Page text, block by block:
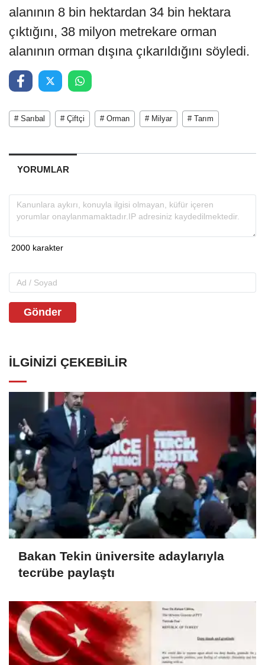
alanının 8 bin hektardan 34 bin hektara
çıktığını, 38 milyon metrekare orman
alanının orman dışına çıkarıldığını söyledi.
# Sarıbal # Çiftçi # Orman # Milyar # Tarım
YORUMLAR
Gönder
İLGINIZI ÇEKEBILIR
Bakan Tekin üniversite adaylarıyla
tecrübe paylaştı